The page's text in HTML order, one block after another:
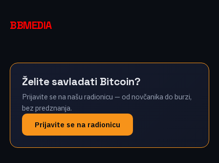
BBMEDIA
Želite savladati Bitcoin?
Prijavite se na našu radionicu — od novčanika do burzi,
bez predznanja.
Prijavite se na radionicu